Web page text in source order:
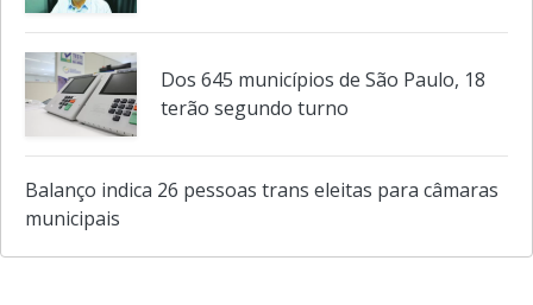
Dos 645 municípios de São Paulo, 18
terão segundo turno
Balanço indica 26 pessoas trans eleitas para câmaras
municipais